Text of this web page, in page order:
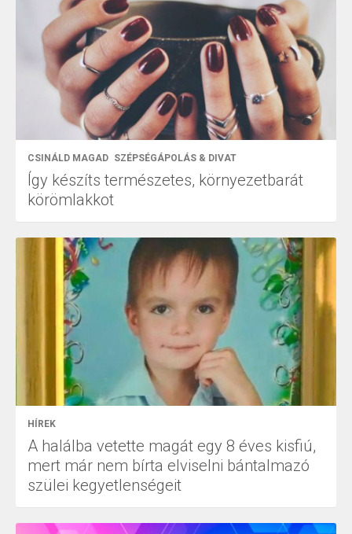
CSINÁLD MAGAD SZÉPSÉGÁPOLÁS & DIVAT
Így készíts természetes, környezetbarát
körömlakkot
HÍREK
A halálba vetette magát egy 8 éves kisfiú,
mert már nem bírta elviselni bántalmazó
szülei kegyetlenségeit